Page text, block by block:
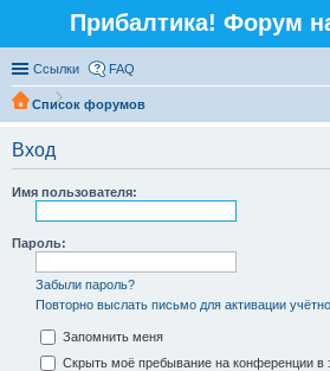
Прибалтика! Форум
Ссылки FAQ
Список форумов
Вход
Имя пользователя:
Пароль:
Забыли пароль?
Повторно выслать письмо для активации
Запомнить меня
Скрыть моё пребывание на конференции в